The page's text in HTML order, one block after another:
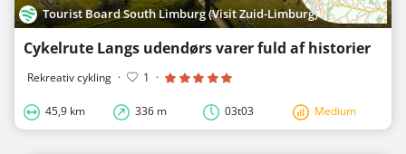
Tourist Board South Limburg (Visit Zuid-Limburg)
Cykelrute Langs udendørs varer fuld af historier
Rekreativ cykling · 1 ·
45,9 km 336 m 03t03 Medium